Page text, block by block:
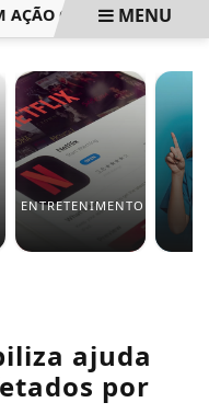
CONTRA O CRIME DE
MENU
ENTRETENIMENTO
ajuda
por